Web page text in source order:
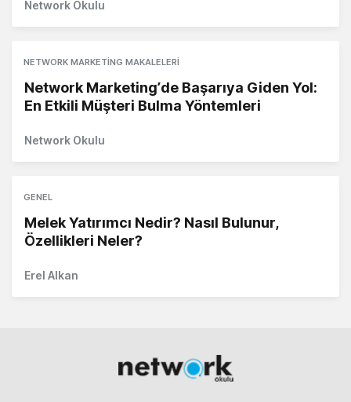
Network Okulu
NETWORK MARKETING MAKALELERI
Network Marketing’de Başarıya Giden Yol:
En Etkili Müşteri Bulma Yöntemleri
Network Okulu
GENEL
Melek Yatırımcı Nedir? Nasıl Bulunur,
Özellikleri Neler?
Erel Alkan